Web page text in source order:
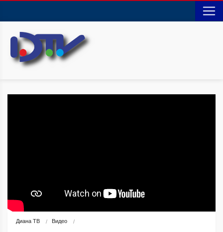
Диана ТВ Видео